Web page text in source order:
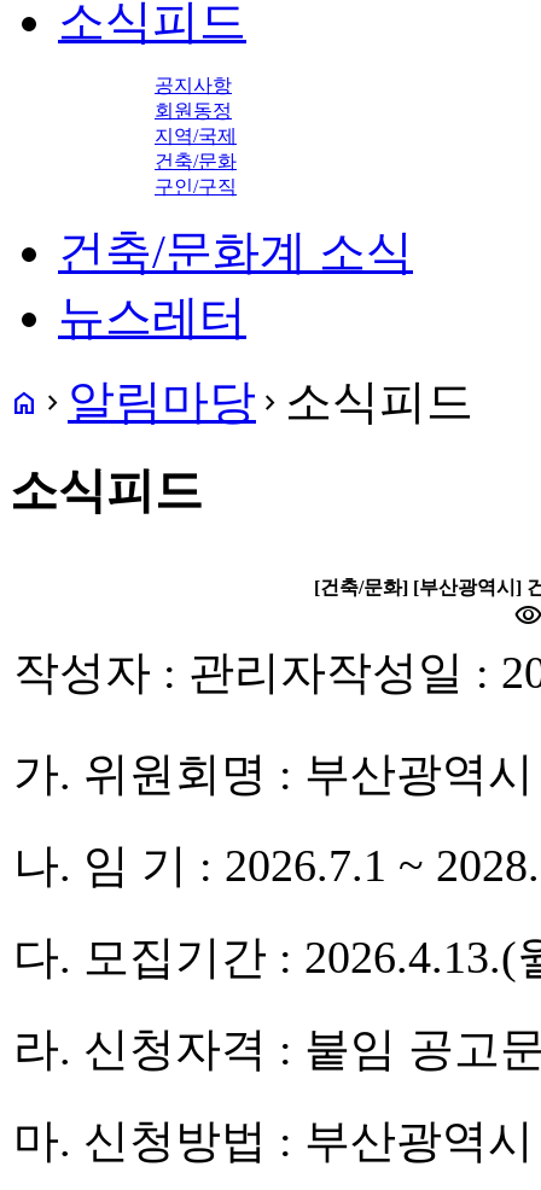
소식피드
공지사항
회원동정
지역/국제
건축/문화
구인/구직
건축/문화계 소식
뉴스레터
home navigate_next 알림마당 navigate_next 소식피드
소식피드
[건축/문화] [부산광역시]
작성자 : 관리자작성일 :
가. 위원회명 : 부산광역
나. 임 기 : 2026.7.1 ~
다. 모집기간 : 2026.4.13.(
라. 신청자격 : 붙임 공고
마. 신청방법 : 부산광역